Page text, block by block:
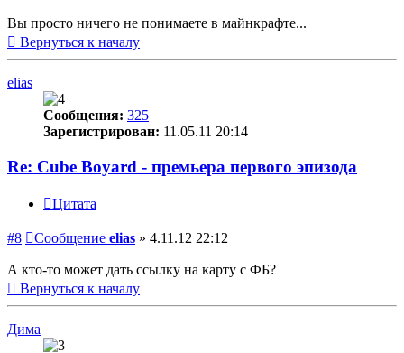
Вы просто ничего не понимаете в майнкрафте...
Вернуться к началу
elias
Сообщения: 325
Зарегистрирован: 11.05.11 20:14
Re: Cube Boyard - премьера первого эпизода
Цитата
#8 Сообщение elias » 4.11.12 22:12
А кто-то может дать ссылку на карту с ФБ?
Вернуться к началу
Дима